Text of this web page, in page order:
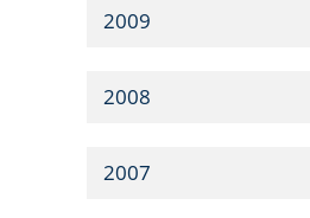
2009
2008
2007